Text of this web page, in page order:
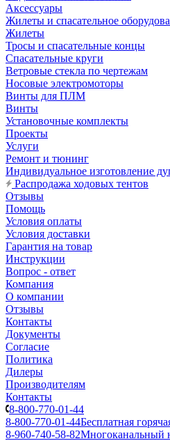
Аксессуары
Жилеты и спасательное
Жилеты
Тросы и спасательные концы
Спасательные круги
Ветровые стекла по чертежам
Носовые электромоторы
Винты для ПЛМ
Винты
Установочные комплекты
Проекты
Услуги
Ремонт и тюнинг
Индивидуальное изготовление
Распродажа ходовых тентов
Отзывы
Помощь
Условия оплаты
Условия доставки
Гарантия на товар
Инструкции
Вопрос - ответ
Компания
О компании
Отзывы
Контакты
Документы
Согласие
Политика
Дилеры
Производителям
Контакты
8-800-770-01-44
8-800-770-01-44Бесплатная
8-960-740-58-82Многоканальный